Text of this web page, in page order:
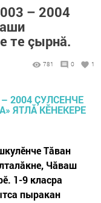
– 2004
те çырнă.
781 0 1
Тăван
Чăваш
1-9 класра
пыракан